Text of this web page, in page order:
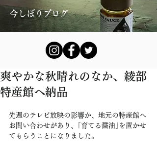
今しぼりブログ
爽やかな秋晴れのなか、綾部
特産館へ納品
先週のテレビ放映の影響か、地元の特産館へ
お問い合わせがあり、｢育てる醤油｣を置かせ
てもらうことになりました。